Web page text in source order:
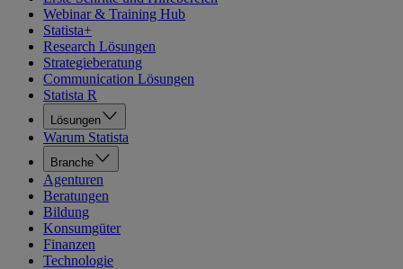
Webinar & Training Hub
Statista+
Research Lösungen
Strategieberatung
Communication Lösungen
Statista R
Lösungen
Warum Statista
Branche
Agenturen
Beratungen
Bildung
Konsumgüter
Finanzen
Technologie